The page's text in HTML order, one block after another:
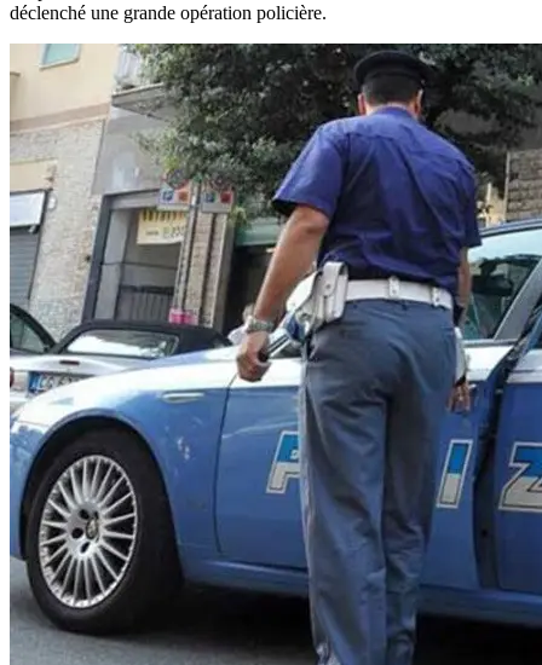
déclenché une grande opération policière.